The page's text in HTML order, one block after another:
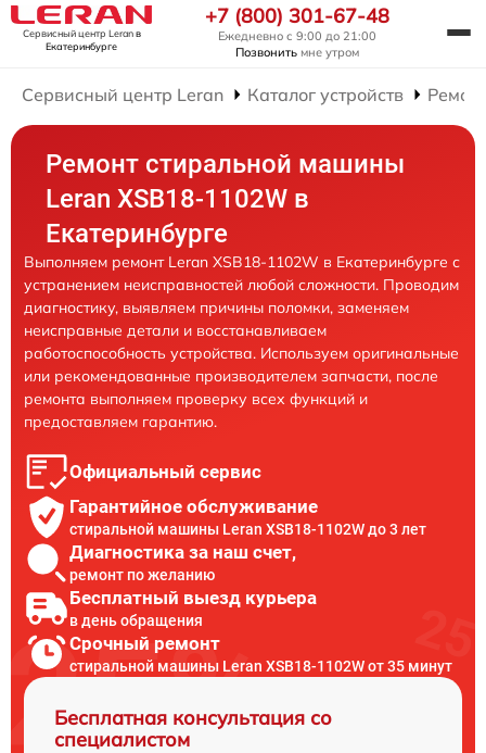
Сервисный центр Leranв
Екатеринбурге
+7 (800) 301-67-48
Ежедневно с 9:00 до 21:00
Позвонить мне утром
Сервисный центр Leran Каталог устройств
Ремонт стиральной машины
Leran XSB18-1102W в
Екатеринбурге
Выполняем ремонт Leran XSB18-1102W в Екатеринбурге с
устранением неисправностей любой сложности. Проводим
диагностику, выявляем причины поломки, заменяем
неисправные детали и восстанавливаем
работоспособность устройства. Используем оригинальные
или рекомендованные производителем запчасти, после
ремонта выполняем проверку всех функций и
предоставляем гарантию.
Официальный сервис
Гарантийное обслуживание
стиральной машины Leran XSB18-1102W до 3 лет
Диагностика за наш счет,
ремонт по желанию
Бесплатный выезд курьера
в день обращения
Срочный ремонт
стиральной машины Leran XSB18-1102W от 35 минут
Бесплатная консультация со
специалистом